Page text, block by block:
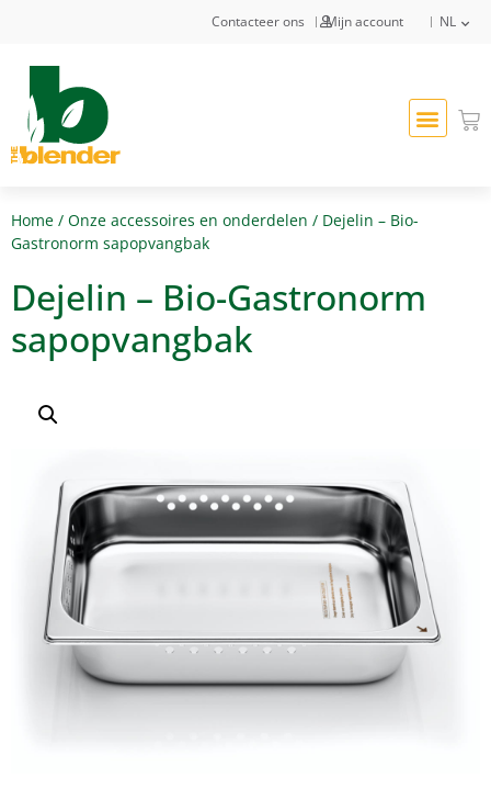
Contacteer ons Mijn account NL
Home / Onze accessoires en onderdelen / Dejelin – Bio-
Gastronorm sapopvangbak
Dejelin – Bio-Gastronorm
sapopvangbak